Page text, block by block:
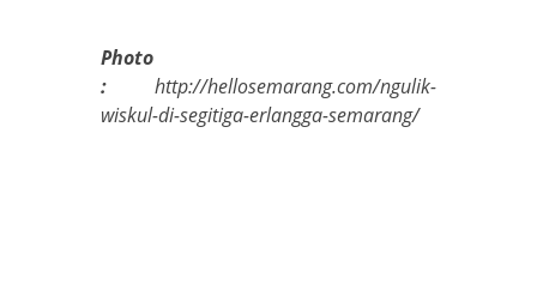
Photo
: http://hellosemarang.com/ngulik-
wiskul-di-segitiga-erlangga-semarang/